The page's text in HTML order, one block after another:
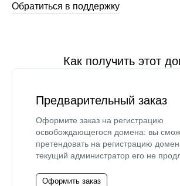
Обратиться в поддержку
Как получить этот
Предварительный заказ
Оформите заказ на регистрацию
освобождающегося домена: вы
претендовать на регистрацию
текущий администратор его не
Оформить заказ